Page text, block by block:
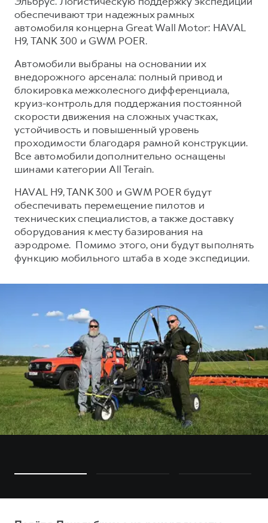
HAVAL Лизинг
Автомобильные аксессуары
Коллекция CITY
Коллекция Базовая
Коллекция Детская
АКСЕССУАРЫ HAVAL
Автомобильные аксессуары
Коллекция CITY
Коллекция Базовая
Коллекция Детская
обеспечивают три надежных рамных
автомобиля концерна Great Wall Motor: HAVAL
H9, TANK 300 и GWM POER.
Автомобили выбраны на основании их
внедорожного арсенала: полный привод и
блокировка межколесного дифференциала,
круиз-контроль для поддержания постоянной
скорости движения на сложных участках,
устойчивость и повышенный уровень
проходимости благодаря рамной конструкции.
Все автомобили дополнительно оснащены
шинами категории All Terain.
HAVAL H9, TANK 300 и GWM POER будут
обеспечивать перемещение пилотов и
технических специалистов, а также доставку
оборудования к месту базирования на
аэродроме. Помимо этого, они будут выполнять
функцию мобильного штаба в ходе экспедиции.